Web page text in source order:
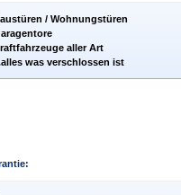
/ Wohnungstüren
aller Art
was verschlossen ist